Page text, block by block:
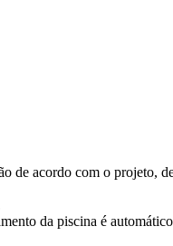
de acordo com o projeto,
da piscina é